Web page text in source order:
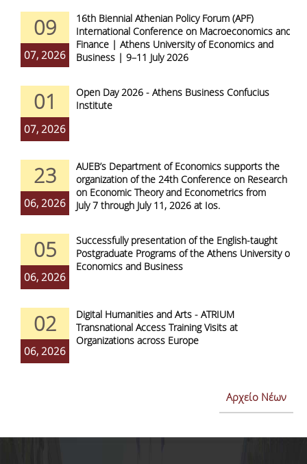
09
07, 2026
16th Biennial Athenian Policy Forum (APF)
International Conference on Macroeconomics and
Finance | Athens University of Economics and
Business | 9–11 July 2026
01
07, 2026
Open Day 2026 - Athens Business Confucius
Institute
23
06, 2026
AUEB’s Department of Economics supports the
organization of the 24th Conference on Research
on Economic Theory and Econometrics from
July 7 through July 11, 2026 at Ios.
05
06, 2026
Successfully presentation of the English-taught
Postgraduate Programs of the Athens University of
Economics and Business
02
06, 2026
Digital Humanities and Arts - ATRIUM
Transnational Access Training Visits at
Organizations across Europe
Αρχείο Νέων